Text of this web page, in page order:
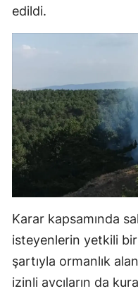
edildi.
Karar kapsamında
isteyenlerin yetkili
şartıyla ormanlık
izinli avcıların da